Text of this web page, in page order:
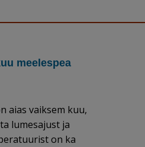
meelespea
aias vaiksem kuu,
lumesajust ja
on ka